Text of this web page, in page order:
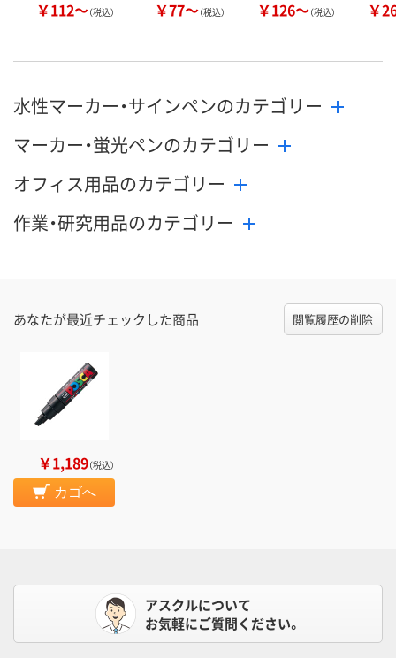
￥112～（税込） ￥77～（税込） ￥126～（税込） ￥
水性マーカー・サインペンのカテゴリー
マーカー・蛍光ペンのカテゴリー
オフィス用品のカテゴリー
作業・研究用品のカテゴリー
あなたが最近チェックした商品 閲覧履歴の削除
￥1,189（税込）
カゴへ
アスクルについて
お気軽にご質問ください。